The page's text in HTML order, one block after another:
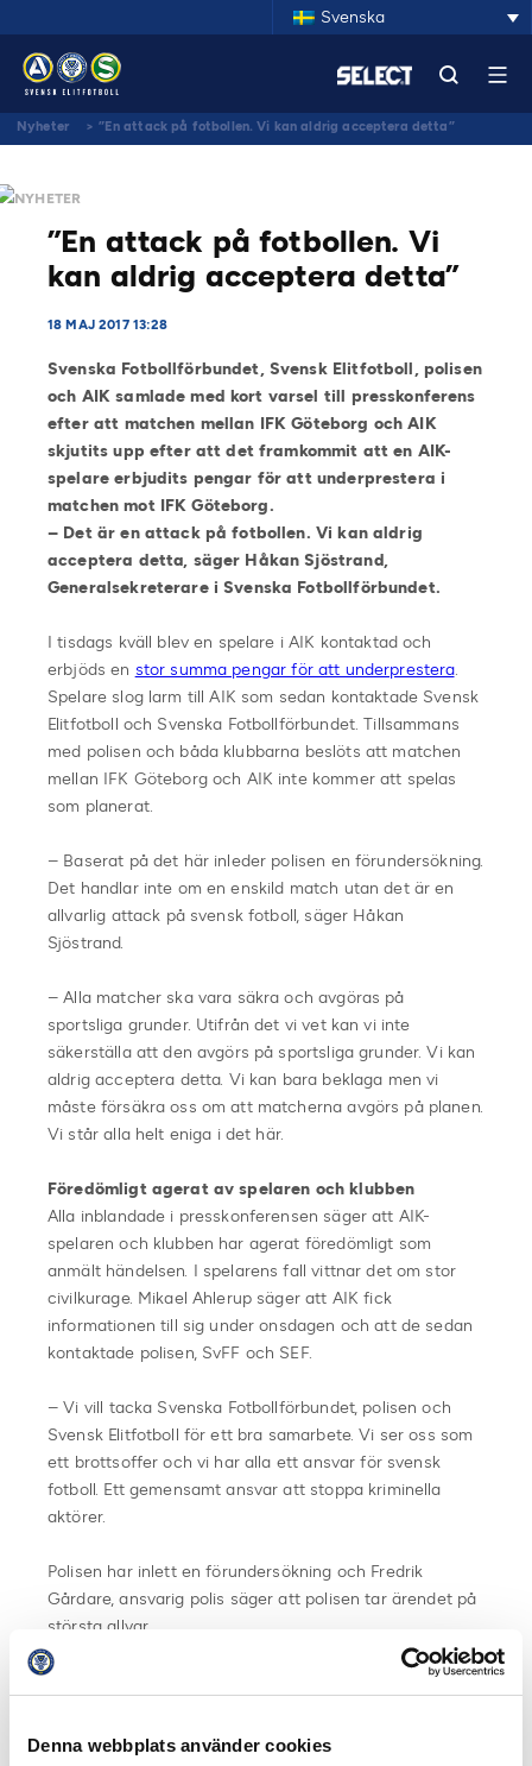
Denna webbplats använder cookies
Svenska
Nyheter > ”En attack på fotbollen. Vi kan aldrig acceptera detta”
NYHETER
”En attack på fotbollen. Vi
kan aldrig acceptera detta”
18 MAJ 2017 13:28
Svenska Fotbollförbundet, Svensk Elitfotboll, polisen
och AIK samlade med kort varsel till presskonferens
efter att matchen mellan IFK Göteborg och AIK
skjutits upp efter att det framkommit att en AIK-
spelare erbjudits pengar för att underprestera i
matchen mot IFK Göteborg.
– Det är en attack på fotbollen. Vi kan aldrig
acceptera detta, säger Håkan Sjöstrand,
Generalsekreterare i Svenska Fotbollförbundet.
I tisdags kväll blev en spelare i AIK kontaktad och
erbjöds en stor summa pengar för att underprestera.
Spelare slog larm till AIK som sedan kontaktade Svensk
Elitfotboll och Svenska Fotbollförbundet. Tillsammans
med polisen och båda klubbarna beslöts att matchen
mellan IFK Göteborg och AIK inte kommer att spelas
som planerat.
– Baserat på det här inleder polisen en förundersökning.
Det handlar inte om en enskild match utan det är en
allvarlig attack på svensk fotboll, säger Håkan
Sjöstrand.
– Alla matcher ska vara säkra och avgöras på
sportsliga grunder. Utifrån det vi vet kan vi inte
säkerställa att den avgörs på sportsliga grunder. Vi kan
aldrig acceptera detta. Vi kan bara beklaga men vi
måste försäkra oss om att matcherna avgörs på planen.
Vi står alla helt eniga i det här.
Föredömligt agerat av spelaren och klubben
Alla inblandade i presskonferensen säger att AIK-
spelaren och klubben har agerat föredömligt som
anmält händelsen. I spelarens fall vittnar det om stor
civilkurage. Mikael Ahlerup säger att AIK fick
informationen till sig under onsdagen och att de sedan
kontaktade polisen, SvFF och SEF.
– Vi vill tacka Svenska Fotbollförbundet, polisen och
Svensk Elitfotboll för ett bra samarbete. Vi ser oss som
ett brottsoffer och vi har alla ett ansvar för svensk
fotboll. Ett gemensamt ansvar att stoppa kriminella
aktörer.
Polisen har inlett en förundersökning och Fredrik
Gårdare, ansvarig polis säger att polisen tar ärendet på
största allvar.
Vi agerar omgående och ger omedelbar respons. Vi